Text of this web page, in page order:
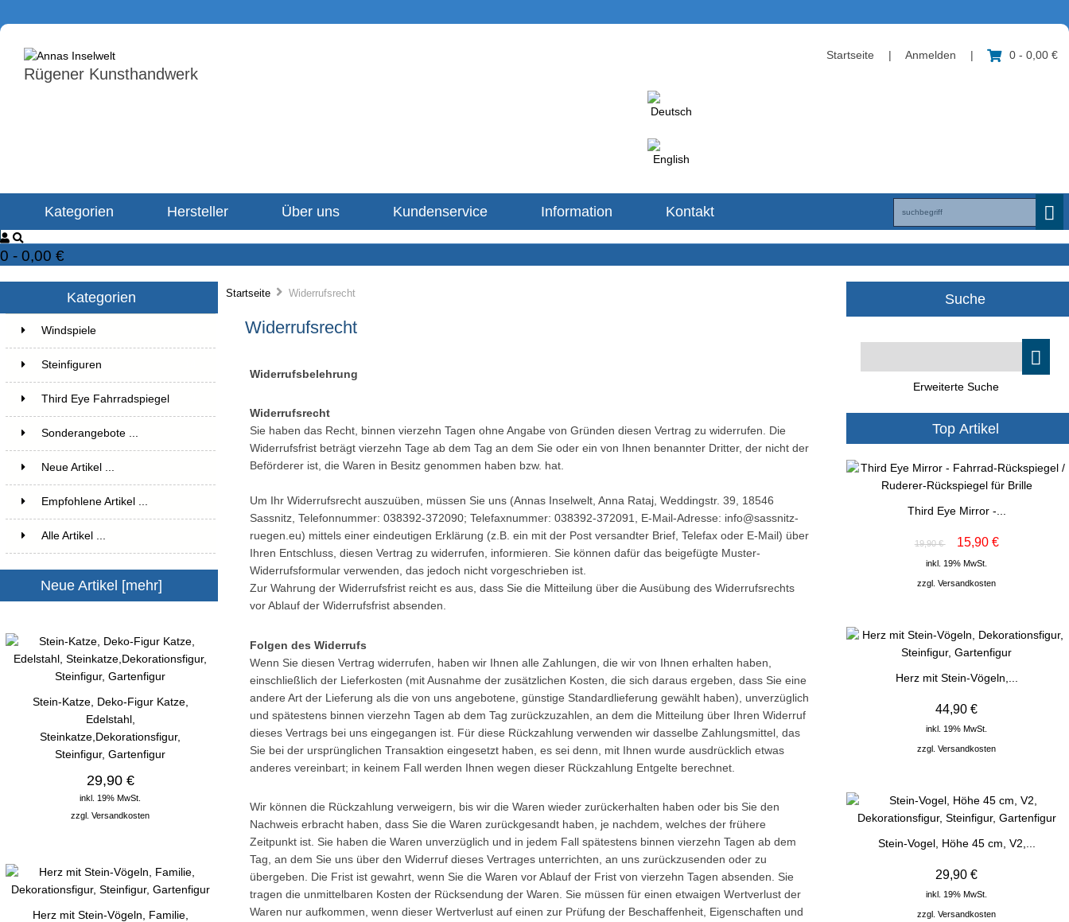
Rügener Kunsthandwerk
Startseite Anmelden 0 - 0,00 €
Kategorien Hersteller Über uns Kundenservice Information Kontakt
0 - 0,00 €
Kategorien
Windspiele
Steinfiguren
Third Eye Fahrradspiegel
Sonderangebote ...
Neue Artikel ...
Empfohlene Artikel ...
Alle Artikel ...
Neue Artikel [mehr]
Stein-Katze, Deko-Figur Katze,
Edelstahl,
Steinkatze,Dekorationsfigur,
Steinfigur, Gartenfigur
29,90 €
inkl. 19% MwSt.
zzgl.Versandkosten
Herz mit Stein-Vögeln, Familie,
Startseite Widerrufsrecht
Widerrufsrecht
Widerrufsbelehrung
Widerrufsrecht
Sie haben das Recht, binnen vierzehn Tagen ohne Angabe von Gründen diesen Vertrag zu widerrufen. Die
Widerrufsfrist beträgt vierzehn Tage ab dem Tag an dem Sie oder ein von Ihnen benannter Dritter, der nicht der
Beförderer ist, die Waren in Besitz genommen haben bzw. hat.
Um Ihr Widerrufsrecht auszuüben, müssen Sie uns (Annas Inselwelt, Anna Rataj, Weddingstr. 39, 18546
Sassnitz, Telefonnummer: 038392-372090; Telefaxnummer: 038392-372091, E-Mail-Adresse: info@sassnitz-
ruegen.eu) mittels einer eindeutigen Erklärung (z.B. ein mit der Post versandter Brief, Telefax oder E-Mail) über
Ihren Entschluss, diesen Vertrag zu widerrufen, informieren. Sie können dafür das beigefügte Muster-
Widerrufsformular verwenden, das jedoch nicht vorgeschrieben ist.
Zur Wahrung der Widerrufsfrist reicht es aus, dass Sie die Mitteilung über die Ausübung des Widerrufsrechts
vor Ablauf der Widerrufsfrist absenden.
Folgen des Widerrufs
Wenn Sie diesen Vertrag widerrufen, haben wir Ihnen alle Zahlungen, die wir von Ihnen erhalten haben,
einschließlich der Lieferkosten (mit Ausnahme der zusätzlichen Kosten, die sich daraus ergeben, dass Sie eine
andere Art der Lieferung als die von uns angebotene, günstige Standardlieferung gewählt haben), unverzüglich
und spätestens binnen vierzehn Tagen ab dem Tag zurückzuzahlen, an dem die Mitteilung über Ihren Widerruf
dieses Vertrags bei uns eingegangen ist. Für diese Rückzahlung verwenden wir dasselbe Zahlungsmittel, das
Sie bei der ursprünglichen Transaktion eingesetzt haben, es sei denn, mit Ihnen wurde ausdrücklich etwas
anderes vereinbart; in keinem Fall werden Ihnen wegen dieser Rückzahlung Entgelte berechnet.
Wir können die Rückzahlung verweigern, bis wir die Waren wieder zurückerhalten haben oder bis Sie den
Nachweis erbracht haben, dass Sie die Waren zurückgesandt haben, je nachdem, welches der frühere
Zeitpunkt ist. Sie haben die Waren unverzüglich und in jedem Fall spätestens binnen vierzehn Tagen ab dem
Tag, an dem Sie uns über den Widerruf dieses Vertrages unterrichten, an uns zurückzusenden oder zu
übergeben. Die Frist ist gewahrt, wenn Sie die Waren vor Ablauf der Frist von vierzehn Tagen absenden. Sie
tragen die unmittelbaren Kosten der Rücksendung der Waren. Sie müssen für einen etwaigen Wertverlust der
Waren nur aufkommen, wenn dieser Wertverlust auf einen zur Prüfung der Beschaffenheit, Eigenschaften und
Suche
Erweiterte Suche
Top Artikel
Third Eye Mirror -...
19,90 € 15,90 €
inkl. 19% MwSt.
zzgl.Versandkosten
Herz mit Stein-Vögeln,...
44,90 €
inkl. 19% MwSt.
zzgl.Versandkosten
Stein-Vogel, Höhe 45 cm, V2,...
29,90 €
inkl. 19% MwSt.
zzgl.Versandkosten